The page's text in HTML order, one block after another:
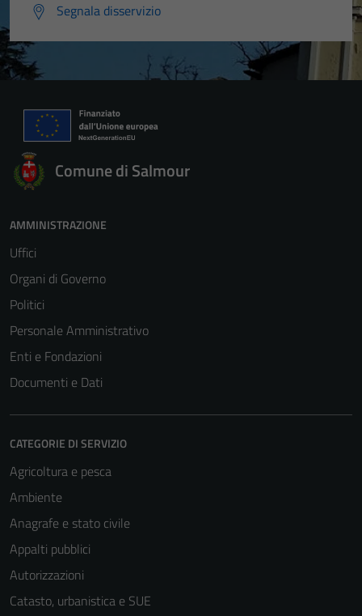
Segnala disservizio
Comune di Salmour
AMMINISTRAZIONE
Uffici
Organi di Governo
Politici
Personale Amministrativo
Enti e Fondazioni
Documenti e Dati
CATEGORIE DI SERVIZIO
Agricoltura e pesca
Ambiente
Anagrafe e stato civile
Appalti pubblici
Autorizzazioni
Catasto, urbanistica e SUE